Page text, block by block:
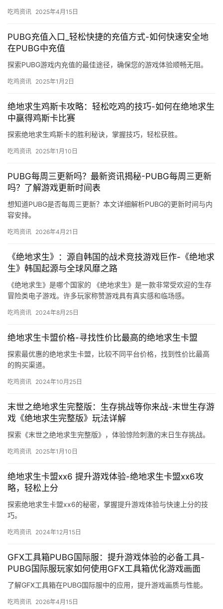
吃鸡资讯 2025年4月15日
PUBG充值入口_轻松快捷的充值方式-如何快速安全地
在PUBG中充值
探索PUBG游戏内充值的最佳途径，确保您的游戏体验顺畅无阻。
吃鸡资讯 2025年1月2日
绝地求生鸡斯卡攻略：轻松吃鸡的技巧-如何在绝地求生
中赢得鸡斯卡比赛
探索绝地求生鸡斯卡的胜利秘诀，掌握技巧，轻松获胜。
吃鸡资讯 2025年1月10日
PUBG每周三更新吗？最新资讯揭秘-PUBG每周三更新
吗？了解游戏更新时间表
想知道PUBG是否每周三更新？本文详细解析PUBG的更新时间与内
容安排。
吃鸡资讯 2026年4月21日
《绝地求生》：源自韩国的战术竞技游戏巨作-《绝地求
生》韩国起源与全球风靡之路
《绝地求生》是哪个国家的 《绝地求生》是一款非常受欢迎的生存
冒险类电子游戏。许多玩家称赞游戏具有真实感和临场感。
吃鸡资讯 2024年8月25日
绝地求生卡盟价格-寻找性价比最高的绝地求生卡盟
探索最优惠的绝地求生卡盟，比较不同平台价格，找到性价比最高
的购买渠道。
吃鸡资讯 2024年10月25日
末世之绝地求生完整版：生存挑战等你来战-末世生存游
戏《绝地求生完整版》玩法详解
探索《末世之绝地求生完整版》，体验惊险刺激的末日生存挑战。
吃鸡资讯 2025年1月10日
绝地求生卡盟xx6 提升游戏体验-绝地求生卡盟xx6攻
略，轻松上分
探索绝地求生卡盟xx6的秘密，掌握提升游戏体验与快速上分的技
巧。
吃鸡资讯 2024年12月15日
GFX工具箱PUBG国际服：提升游戏体验的必备工具-
PUBG国际服玩家如何使用GFX工具箱优化游戏画面
了解GFX工具箱在PUBG国际服中的应用，提升游戏画质与性能。
吃鸡资讯 2026年4月15日